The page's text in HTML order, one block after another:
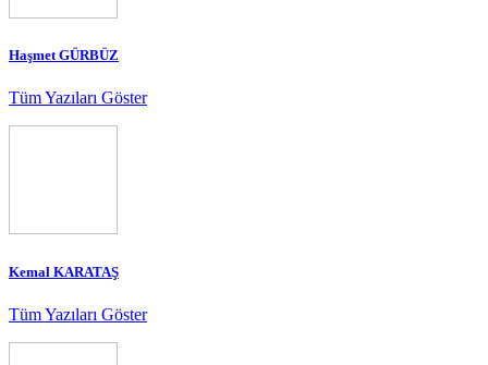
Haşmet GÜRBÜZ
Tüm Yazıları Göster
Kemal KARATAŞ
Tüm Yazıları Göster